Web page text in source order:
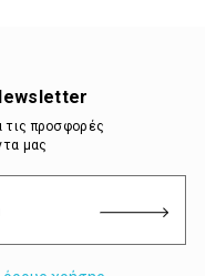
τις προσφορές
μας